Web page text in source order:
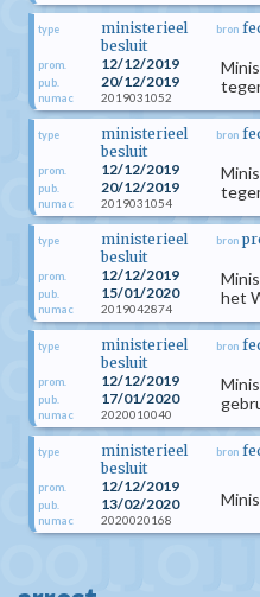
type
ministerieel
besluit
prom. 12/12/2019
pub. 20/12/2019
numac 2019031052
bron
type
ministerieel
besluit
prom. 12/12/2019
pub. 20/12/2019
numac 2019031054
bron
type
ministerieel
besluit
prom. 12/12/2019
pub. 15/01/2020
numac 2019042874
bron
het
type
ministerieel
besluit
prom. 12/12/2019
pub. 17/01/2020
numac 2020010040
bron
type
ministerieel
besluit
prom. 12/12/2019
pub. 13/02/2020
numac 2020020168
bron